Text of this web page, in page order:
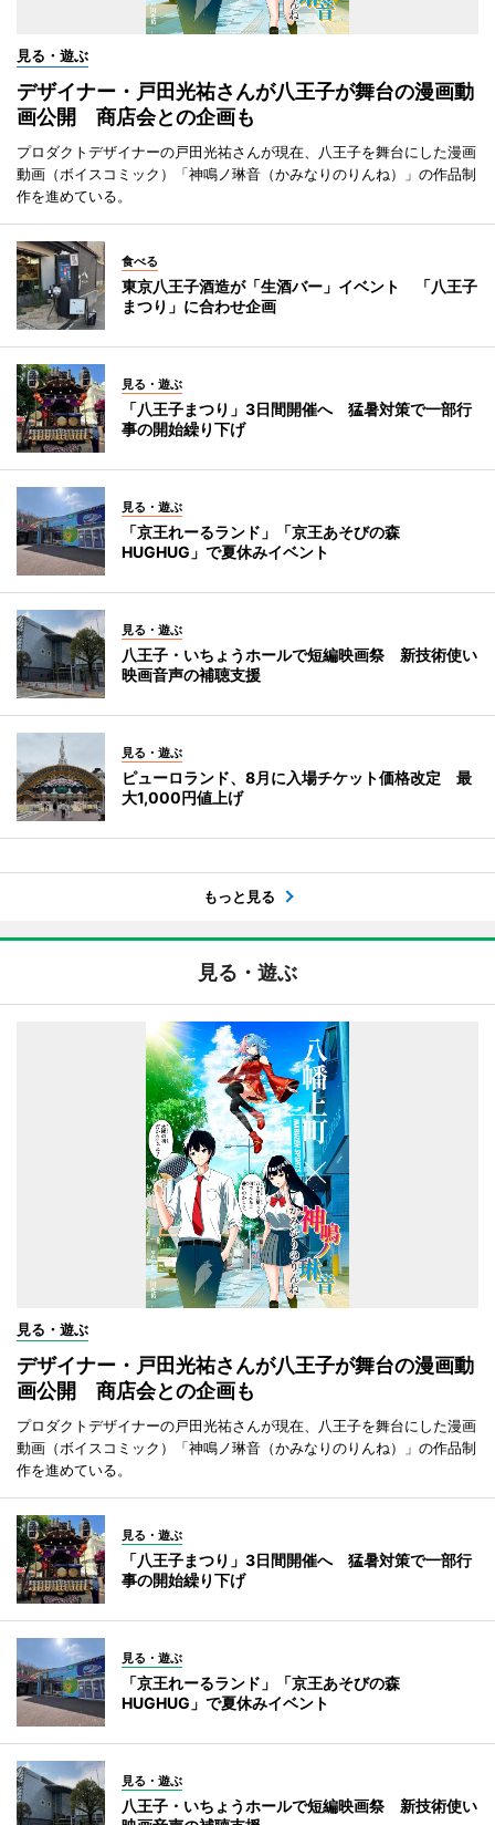
見る・遊ぶ
デザイナー・戸田光祐さんが八王子が舞台の漫画動
画公開 商店会との企画も
プロダクトデザイナーの戸田光祐さんが現在、八王子を舞台にした漫画
動画（ボイスコミック）「神鳴ノ琳音（かみなりのりんね）」の作品制
作を進めている。
食べる
東京八王子酒造が「生酒バー」イベント 「八王子
まつり」に合わせ企画
見る・遊ぶ
「八王子まつり」3日間開催へ 猛暑対策で一部行
事の開始繰り下げ
見る・遊ぶ
「京王れーるランド」「京王あそびの森
HUGHUG」で夏休みイベント
見る・遊ぶ
八王子・いちょうホールで短編映画祭 新技術使い
映画音声の補聴支援
見る・遊ぶ
ピューロランド、8月に入場チケット価格改定 最
大1,000円値上げ
もっと見る
見る・遊ぶ
見る・遊ぶ
デザイナー・戸田光祐さんが八王子が舞台の漫画動
画公開 商店会との企画も
プロダクトデザイナーの戸田光祐さんが現在、八王子を舞台にした漫画
動画（ボイスコミック）「神鳴ノ琳音（かみなりのりんね）」の作品制
作を進めている。
見る・遊ぶ
「八王子まつり」3日間開催へ 猛暑対策で一部行
事の開始繰り下げ
見る・遊ぶ
「京王れーるランド」「京王あそびの森
HUGHUG」で夏休みイベント
見る・遊ぶ
八王子・いちょうホールで短編映画祭 新技術使い